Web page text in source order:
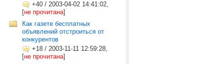
+40 / 2003-04-02 14:41:02,
[не прочитана]
Как газете бесплатных
объявлений отстроиться от
конкурентов
+18 / 2003-11-11 12:59:28,
[не прочитана]